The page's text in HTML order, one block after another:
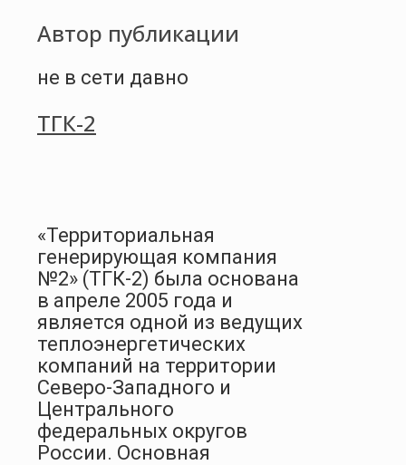
Автор публикации
не в сети давно
ТГК-2
«Территориальная
генерирующая компания
№2» (ТГК-2) была основана
в апреле 2005 года и
является одной из ведущих
теплоэнергетических
компаний на территории
Северо-Западного и
Центрального
федеральных округов
России. Основная